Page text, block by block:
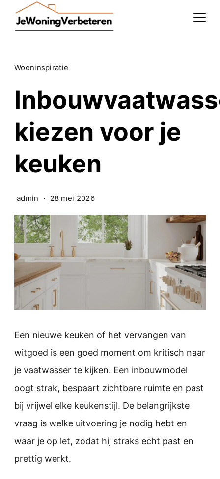
Wooninspiratie
kiezen voor je
keuken
admin 28 mei 2026
Een nieuwe keuken of het vervangen van
witgoed is een goed moment om kritisch naar
je vaatwasser te kijken. Een inbouwmodel
oogt strak, bespaart zichtbare ruimte en past
bij vrijwel elke keukenstijl. De belangrijkste
vraag is welke uitvoering je nodig hebt en
waar je op let, zodat hij straks echt past en
prettig werkt.